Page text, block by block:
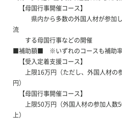
【母国行事開催コース】
県内から多数の外国人材が参加し
流
する母国行事などの開催
■補助額■ ※いずれのコースも補助
【受入定着支援コース】
上限16万円（ただし、外国人材の
円）
【母国行事開催コース】
上限50万円（外国人材の参加人数
上）